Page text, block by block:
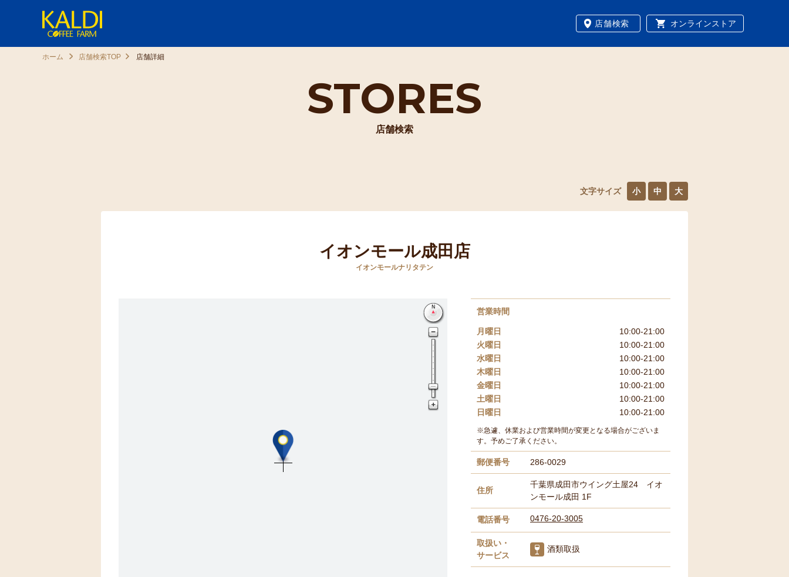
店舗検索 オンラインストア
STORES
店舗検索
ホーム 店舗検索TOP 店舗詳細
文字サイズ 小 中 大
イオンモール成田店
イオンモールナリタテン
営業時間
月曜日
10:00-21:00
火曜日
10:00-21:00
水曜日
10:00-21:00
木曜日
10:00-21:00
金曜日
10:00-21:00
土曜日
10:00-21:00
日曜日
10:00-21:00
※急遽、休業および営業時間が変更となる場合がございま
す。予めご了承ください。
郵便番号 286-0029
住所
千葉県成田市ウイング土屋24 イオ
ンモール成田 1F
電話番号 0476-20-3005
取扱い・
サービス
酒類取扱